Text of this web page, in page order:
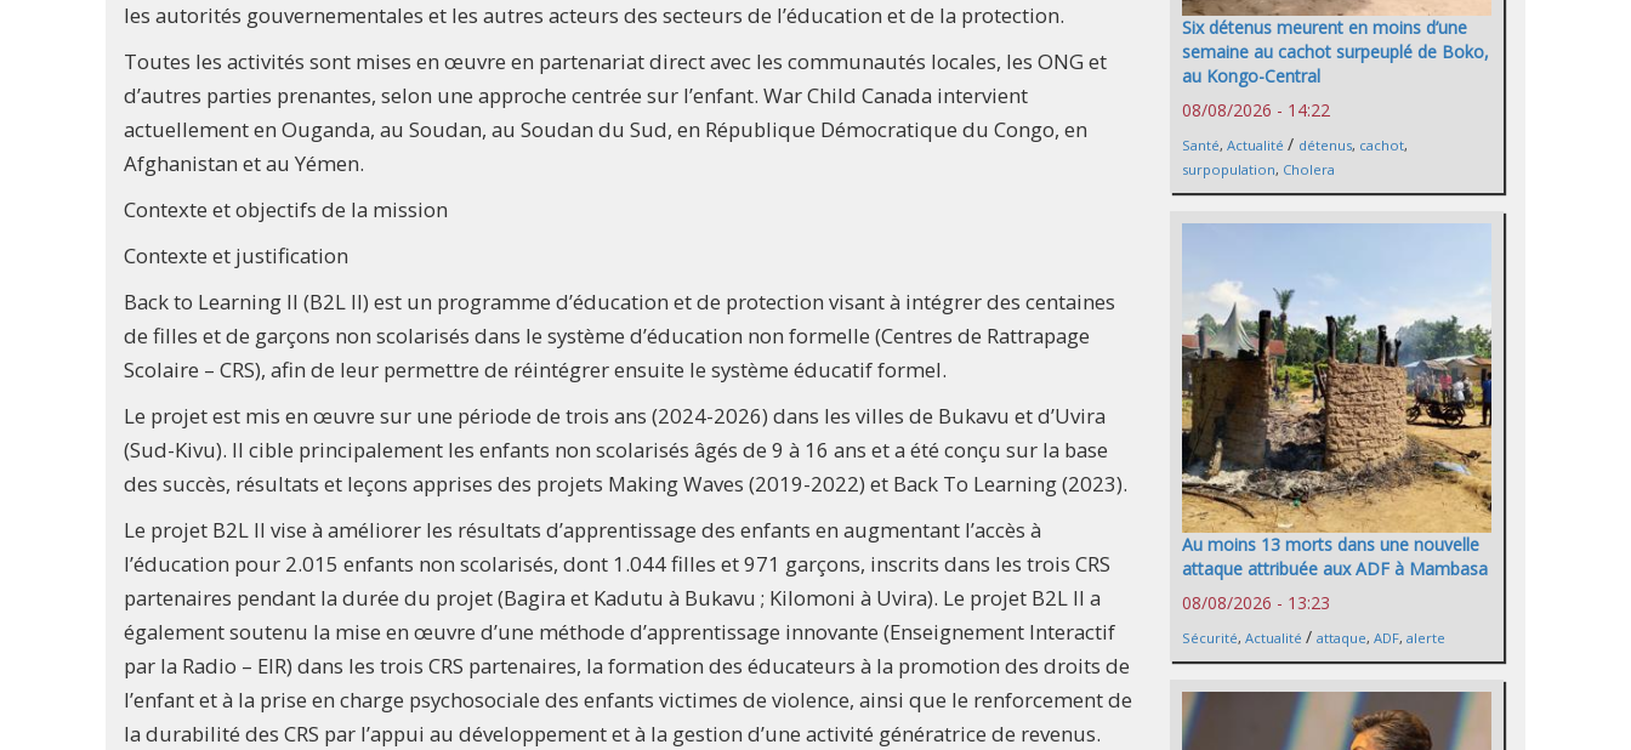
les autorités gouvernementales et les autres acteurs des secteurs de l’éducation et de la protection.
Toutes les activités sont mises en œuvre en partenariat direct avec les communautés locales, les ONG et
d’autres parties prenantes, selon une approche centrée sur l’enfant. War Child Canada intervient
actuellement en Ouganda, au Soudan, au Soudan du Sud, en République Démocratique du Congo, en
Afghanistan et au Yémen.
Contexte et objectifs de la mission
Contexte et justification
Back to Learning II (B2L II) est un programme d’éducation et de protection visant à intégrer des centaines
de filles et de garçons non scolarisés dans le système d’éducation non formelle (Centres de Rattrapage
Scolaire – CRS), afin de leur permettre de réintégrer ensuite le système éducatif formel.
Le projet est mis en œuvre sur une période de trois ans (2024-2026) dans les villes de Bukavu et d’Uvira
(Sud-Kivu). Il cible principalement les enfants non scolarisés âgés de 9 à 16 ans et a été conçu sur la base
des succès, résultats et leçons apprises des projets Making Waves (2019-2022) et Back To Learning (2023).
Le projet B2L II vise à améliorer les résultats d’apprentissage des enfants en augmentant l’accès à
l’éducation pour 2.015 enfants non scolarisés, dont 1.044 filles et 971 garçons, inscrits dans les trois CRS
partenaires pendant la durée du projet (Bagira et Kadutu à Bukavu ; Kilomoni à Uvira). Le projet B2L II a
également soutenu la mise en œuvre d’une méthode d’apprentissage innovante (Enseignement Interactif
par la Radio – EIR) dans les trois CRS partenaires, la formation des éducateurs à la promotion des droits de
l’enfant et à la prise en charge psychosociale des enfants victimes de violence, ainsi que le renforcement de
la durabilité des CRS par l’appui au développement et à la gestion d’une activité génératrice de revenus.
Six détenus meurent en moins d’une
semaine au cachot surpeuplé de Boko,
au Kongo-Central
08/08/2026 - 14:22
Santé, Actualité / détenus, cachot,
surpopulation, Cholera
Au moins 13 morts dans une nouvelle
attaque attribuée aux ADF à Mambasa
08/08/2026 - 13:23
Sécurité, Actualité / attaque, ADF, alerte